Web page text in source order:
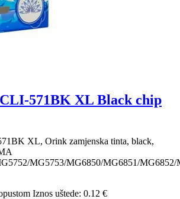
571BK XL Black chip
XL, Orink zamjenska tinta, black,
MG5753/MG6850/MG6851/
Iznos uštede: 0.12 €